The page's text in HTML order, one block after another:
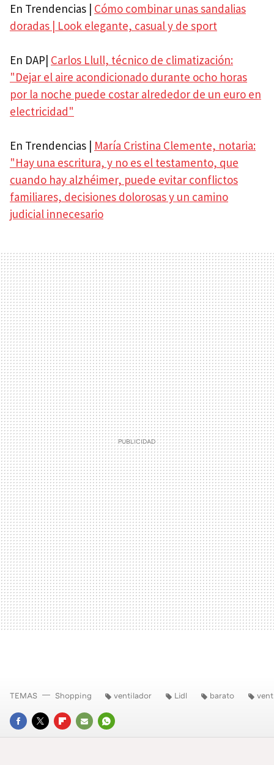
En Trendencias | Cómo combinar unas sandalias
doradas | Look elegante, casual y de sport
En DAP| Carlos Llull, técnico de climatización:
"Dejar el aire acondicionado durante ocho horas
por la noche puede costar alrededor de un euro en
electricidad"
En Trendencias | María Cristina Clemente, notaria:
"Hay una escritura, y no es el testamento, que
cuando hay alzhéimer, puede evitar conflictos
familiares, decisiones dolorosas y un camino
judicial innecesario
FACEBOOK
TWITTERFLIPBOARD
E-
WHATSAPP
TEMAS Shopping ventilador Lidl barato